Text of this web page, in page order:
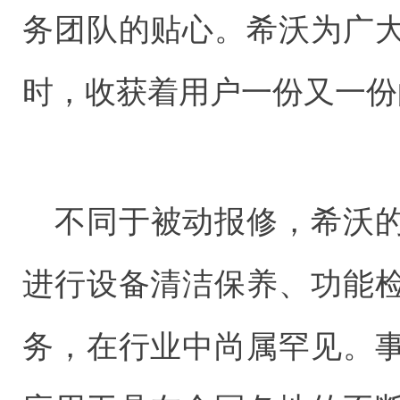
务团队的贴心。希沃为广
时，收获着用户一份又一
不同于被动报修，希沃
进行设备清洁保养、功能
务，在行业中尚属罕见。